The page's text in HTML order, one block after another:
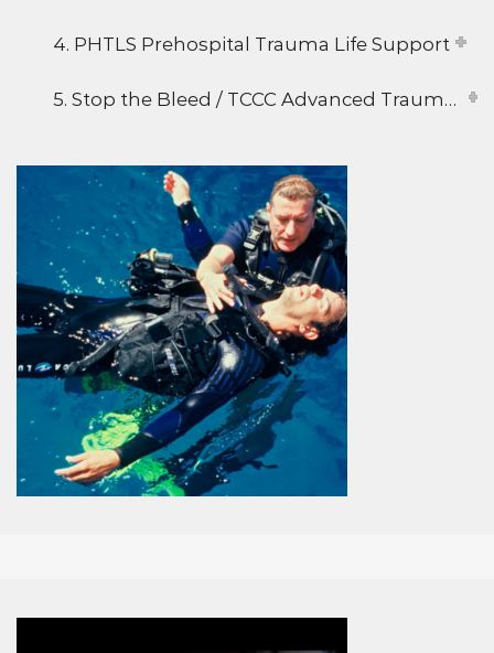
4. PHTLS Prehospital Trauma Life Support
5. Stop the Bleed / TCCC Advanced Trauma Life Support